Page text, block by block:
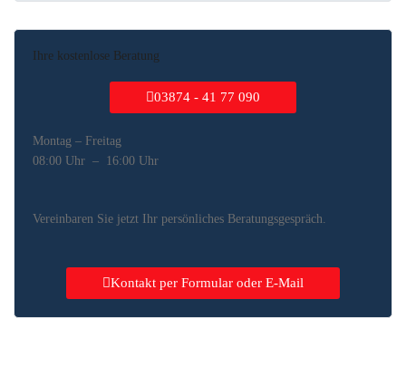
Ihre kostenlose Beratung
03874 - 41 77 090
Montag – Freitag
08:00 Uhr – 16:00 Uhr
Vereinbaren Sie jetzt Ihr persönliches Beratungsgespräch.
Kontakt per Formular oder E-Mail